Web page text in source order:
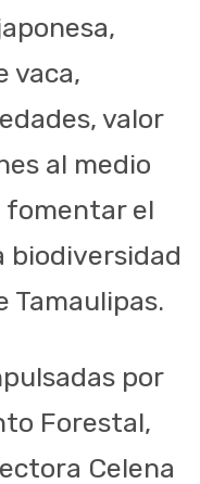
vaca,
valor
al medio
fomentar el
biodiversidad
Tamaulipas.
por
Forestal,
Celena